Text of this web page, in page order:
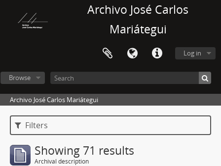
Archivo José Carlos
Mariátegui
Log in
Browse
Archivo José Carlos Mariátegui
Filters
Showing 71 results
Archival description